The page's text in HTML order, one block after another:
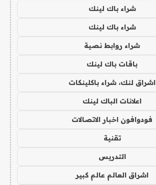
شراء باك لينك
شراء باك لينك
شراء روابط نصية
باقات باك لينك
اشراق لنك، شراء باكلينكات
اعلانات الباك لينك
فودوافون اخبار الاتصالات
تقنية
التدريس
اشراق العالم عالم كبير